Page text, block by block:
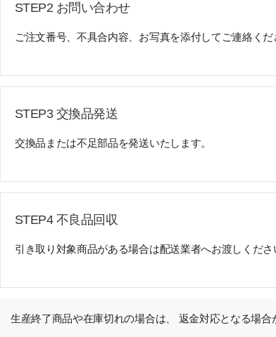
STEP2 お問い合わせ
ご注文番号、不具合内容、お写真を添付してご連絡くだ
STEP3 交換品発送
交換品または不足部品を発送いたします。
STEP4 不良品回収
引き取り対象商品がある場合は配送業者へお渡しくださ
生産終了商品や在庫切れの場合は、 返金対応となる場合